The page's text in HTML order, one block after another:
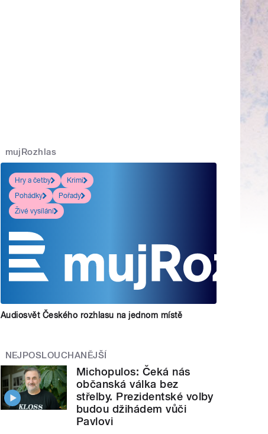
mujRozhlas
Hry a četby
Krimi
Pohádky
Pořady
Živé vysílání
Audiosvět Českého rozhlasu na jednom místě
NEJPOSLOUCHANĚJŠÍ
Michopulos: Čeká nás
občanská válka bez
střelby. Prezidentské volby
budou džihádem vůči
Pavlovi